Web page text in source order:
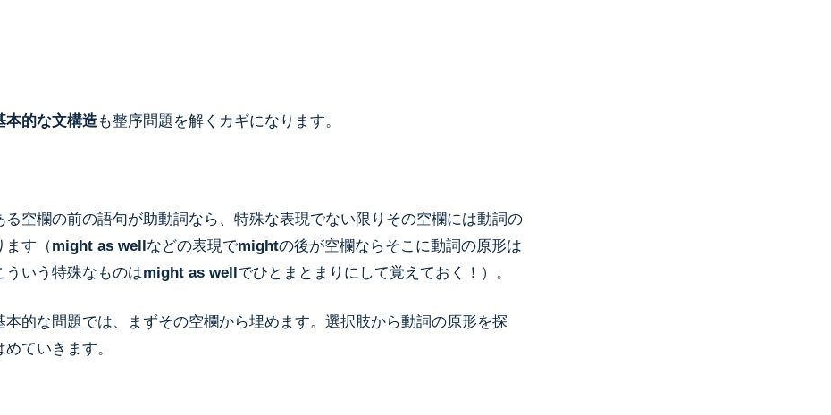
本的な文構造も整序問題を解くカギになります。
る空欄の前の語句が助動詞なら、特殊な表現でない限りその空欄には動詞の
ます（might as well などの表現でmightの後が空欄ならそこに動詞の原形は
ういう特殊なものはmight as well でひとまとまりにして覚えておく！）。
本的な問題では、まずその空欄から埋めます。選択肢から動詞の原形を探
ていきます。